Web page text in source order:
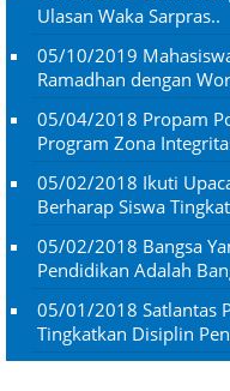
Ulasan Waka Sarpras..
05/10/2019
Ramadhan dengan
05/04/2018 Propam
Program Zona
05/02/2018 Ikuti
Berharap Siswa
05/02/2018 Bangsa
Pendidikan Adalah
05/01/2018 Satlantas
Tingkatkan Disiplin